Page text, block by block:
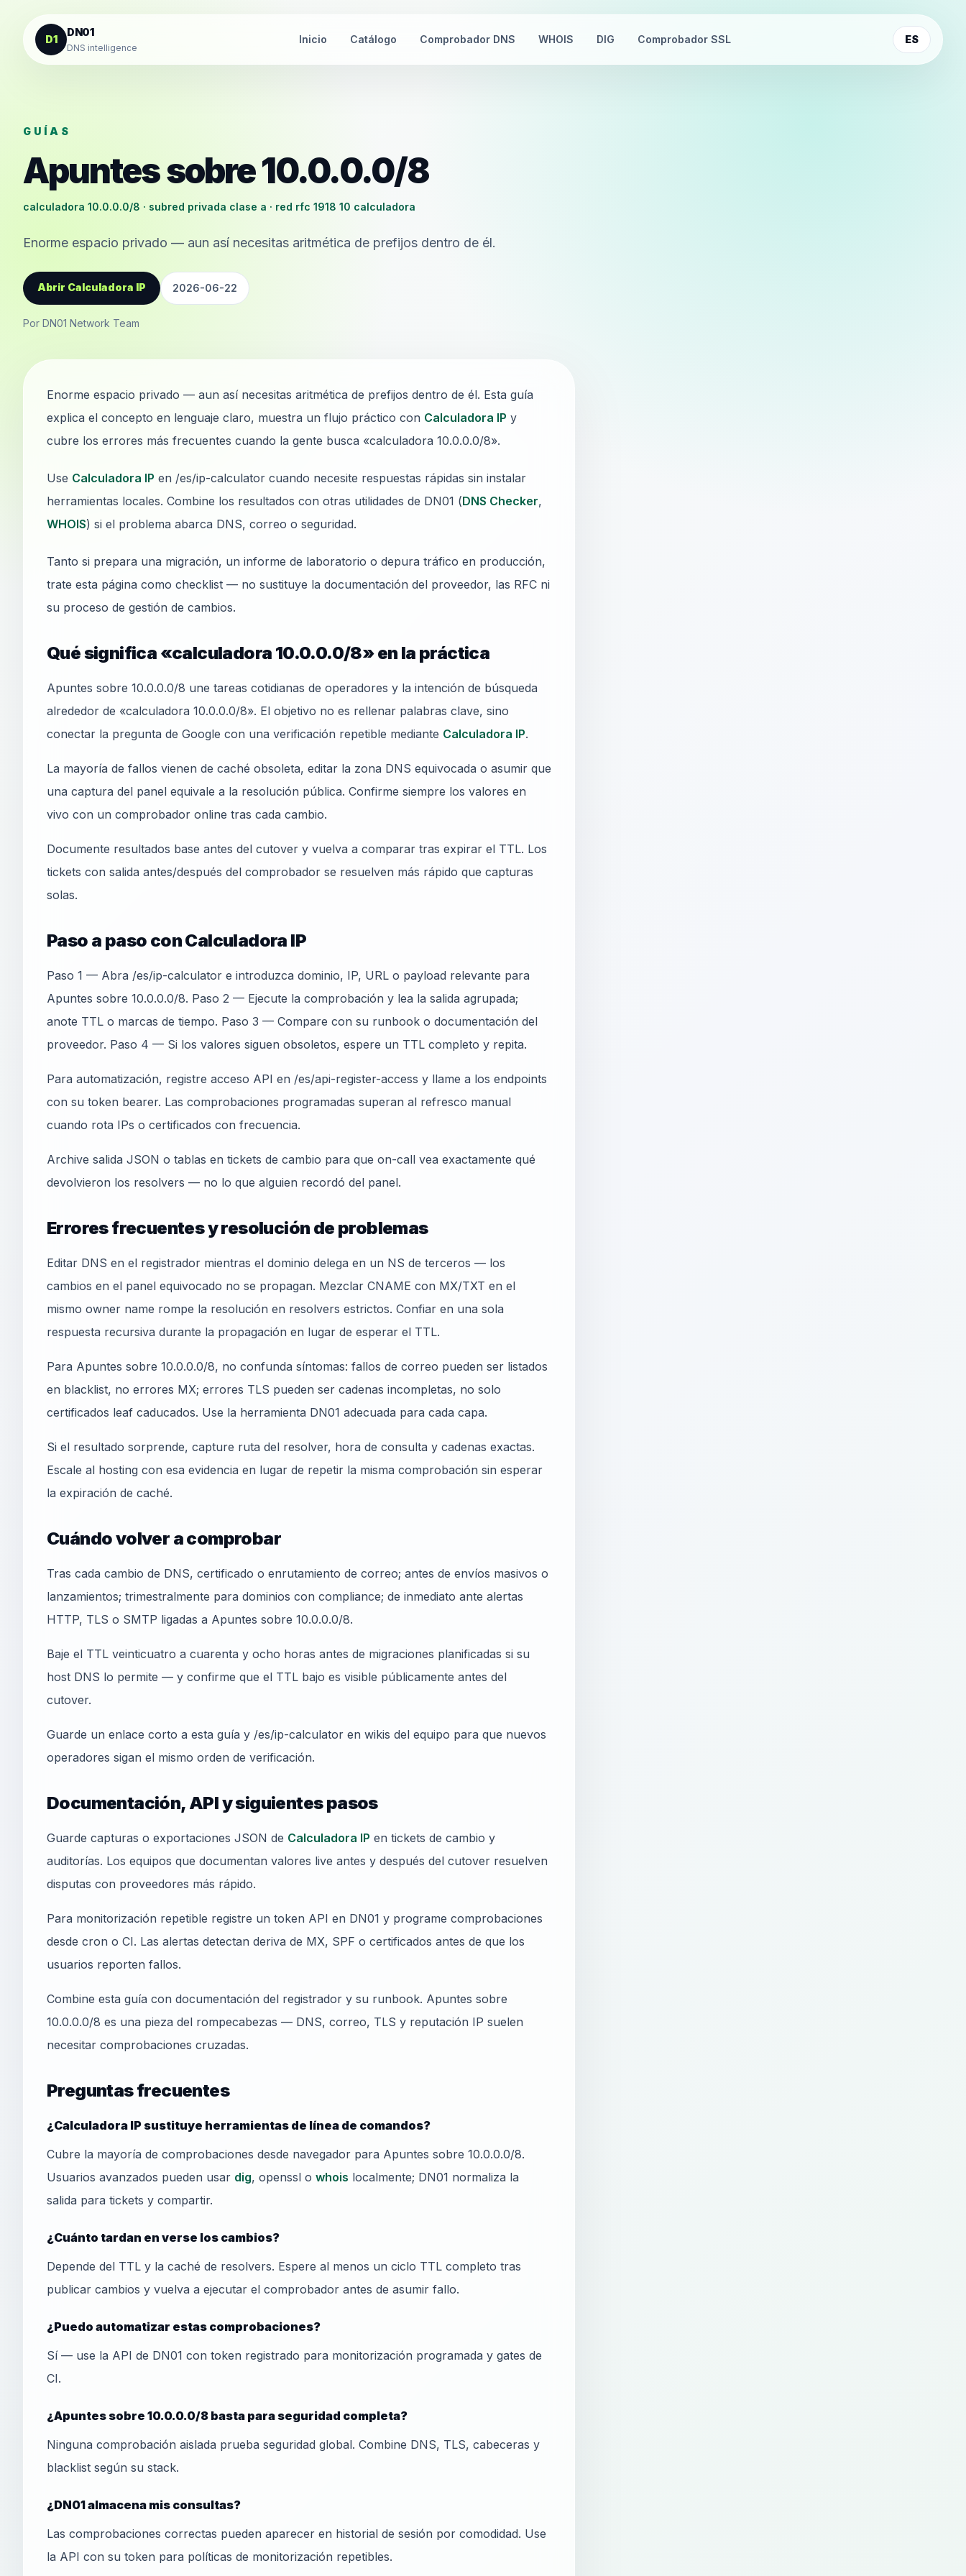
Saltar al contenido
D1
DN01
DNS intelligence
Inicio Catálogo Comprobador DNS WHOIS DIG Comprobador SSL ES
GUÍAS
Apuntes sobre 10.0.0.0/8
calculadora 10.0.0.0/8 · subred privada clase a · red rfc 1918 10 calculadora
Enorme espacio privado — aun así necesitas aritmética de prefijos dentro de él.
Abrir Calculadora IP 2026-06-22
Por DN01 Network Team
Enorme espacio privado — aun así necesitas aritmética de prefijos dentro de él. Esta guía
explica el concepto en lenguaje claro, muestra un flujo práctico con Calculadora IP y
cubre los errores más frecuentes cuando la gente busca «calculadora 10.0.0.0/8».
Use Calculadora IP en /es/ip-calculator cuando necesite respuestas rápidas sin instalar
herramientas locales. Combine los resultados con otras utilidades de DN01 (DNS Checker,
WHOIS) si el problema abarca DNS, correo o seguridad.
Tanto si prepara una migración, un informe de laboratorio o depura tráfico en producción,
trate esta página como checklist — no sustituye la documentación del proveedor, las RFC ni
su proceso de gestión de cambios.
Qué significa «calculadora 10.0.0.0/8» en la práctica
Apuntes sobre 10.0.0.0/8 une tareas cotidianas de operadores y la intención de búsqueda
alrededor de «calculadora 10.0.0.0/8». El objetivo no es rellenar palabras clave, sino
conectar la pregunta de Google con una verificación repetible mediante Calculadora IP.
La mayoría de fallos vienen de caché obsoleta, editar la zona DNS equivocada o asumir que
una captura del panel equivale a la resolución pública. Confirme siempre los valores en
vivo con un comprobador online tras cada cambio.
Documente resultados base antes del cutover y vuelva a comparar tras expirar el TTL. Los
tickets con salida antes/después del comprobador se resuelven más rápido que capturas
solas.
Paso a paso con Calculadora IP
Paso 1 — Abra /es/ip-calculator e introduzca dominio, IP, URL o payload relevante para
Apuntes sobre 10.0.0.0/8. Paso 2 — Ejecute la comprobación y lea la salida agrupada;
anote TTL o marcas de tiempo. Paso 3 — Compare con su runbook o documentación del
proveedor. Paso 4 — Si los valores siguen obsoletos, espere un TTL completo y repita.
Para automatización, registre acceso API en /es/api-register-access y llame a los endpoints
con su token bearer. Las comprobaciones programadas superan al refresco manual
cuando rota IPs o certificados con frecuencia.
Archive salida JSON o tablas en tickets de cambio para que on-call vea exactamente qué
devolvieron los resolvers — no lo que alguien recordó del panel.
Errores frecuentes y resolución de problemas
Editar DNS en el registrador mientras el dominio delega en un NS de terceros — los
cambios en el panel equivocado no se propagan. Mezclar CNAME con MX/TXT en el
mismo owner name rompe la resolución en resolvers estrictos. Confiar en una sola
respuesta recursiva durante la propagación en lugar de esperar el TTL.
Para Apuntes sobre 10.0.0.0/8, no confunda síntomas: fallos de correo pueden ser listados
en blacklist, no errores MX; errores TLS pueden ser cadenas incompletas, no solo
certificados leaf caducados. Use la herramienta DN01 adecuada para cada capa.
Si el resultado sorprende, capture ruta del resolver, hora de consulta y cadenas exactas.
Escale al hosting con esa evidencia en lugar de repetir la misma comprobación sin esperar
la expiración de caché.
Cuándo volver a comprobar
Tras cada cambio de DNS, certificado o enrutamiento de correo; antes de envíos masivos o
lanzamientos; trimestralmente para dominios con compliance; de inmediato ante alertas
HTTP, TLS o SMTP ligadas a Apuntes sobre 10.0.0.0/8.
Baje el TTL veinticuatro a cuarenta y ocho horas antes de migraciones planificadas si su
host DNS lo permite — y confirme que el TTL bajo es visible públicamente antes del
cutover.
Guarde un enlace corto a esta guía y /es/ip-calculator en wikis del equipo para que nuevos
operadores sigan el mismo orden de verificación.
Documentación, API y siguientes pasos
Guarde capturas o exportaciones JSON de Calculadora IP en tickets de cambio y
auditorías. Los equipos que documentan valores live antes y después del cutover resuelven
disputas con proveedores más rápido.
Para monitorización repetible registre un token API en DN01 y programe comprobaciones
desde cron o CI. Las alertas detectan deriva de MX, SPF o certificados antes de que los
usuarios reporten fallos.
Combine esta guía con documentación del registrador y su runbook. Apuntes sobre
10.0.0.0/8 es una pieza del rompecabezas — DNS, correo, TLS y reputación IP suelen
necesitar comprobaciones cruzadas.
Preguntas frecuentes
¿Calculadora IP sustituye herramientas de línea de comandos?
Cubre la mayoría de comprobaciones desde navegador para Apuntes sobre 10.0.0.0/8.
Usuarios avanzados pueden usar dig, openssl o whois localmente; DN01 normaliza la
salida para tickets y compartir.
¿Cuánto tardan en verse los cambios?
Depende del TTL y la caché de resolvers. Espere al menos un ciclo TTL completo tras
publicar cambios y vuelva a ejecutar el comprobador antes de asumir fallo.
¿Puedo automatizar estas comprobaciones?
Sí — use la API de DN01 con token registrado para monitorización programada y gates de
CI.
¿Apuntes sobre 10.0.0.0/8 basta para seguridad completa?
Ninguna comprobación aislada prueba seguridad global. Combine DNS, TLS, cabeceras y
blacklist según su stack.
¿DN01 almacena mis consultas?
Las comprobaciones correctas pueden aparecer en historial de sesión por comodidad. Use
la API con su token para políticas de monitorización repetibles.